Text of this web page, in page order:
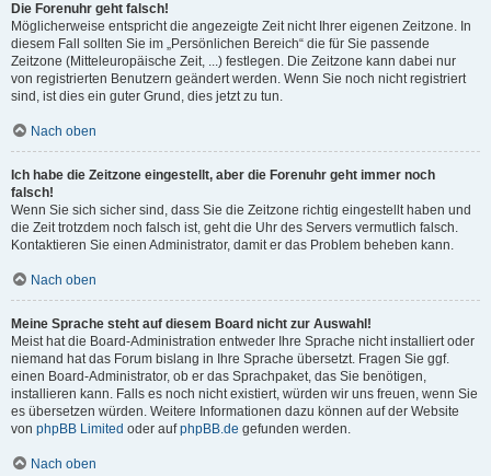
Die Forenuhr geht falsch!
Möglicherweise entspricht die angezeigte Zeit nicht Ihrer eigenen Zeitzone. In
diesem Fall sollten Sie im „Persönlichen Bereich“ die für Sie passende
Zeitzone (Mitteleuropäische Zeit, ...) festlegen. Die Zeitzone kann dabei nur
von registrierten Benutzern geändert werden. Wenn Sie noch nicht registriert
sind, ist dies ein guter Grund, dies jetzt zu tun.
Nach oben
Ich habe die Zeitzone eingestellt, aber die Forenuhr geht immer noch
falsch!
Wenn Sie sich sicher sind, dass Sie die Zeitzone richtig eingestellt haben und
die Zeit trotzdem noch falsch ist, geht die Uhr des Servers vermutlich falsch.
Kontaktieren Sie einen Administrator, damit er das Problem beheben kann.
Nach oben
Meine Sprache steht auf diesem Board nicht zur Auswahl!
Meist hat die Board-Administration entweder Ihre Sprache nicht installiert oder
niemand hat das Forum bislang in Ihre Sprache übersetzt. Fragen Sie ggf.
einen Board-Administrator, ob er das Sprachpaket, das Sie benötigen,
installieren kann. Falls es noch nicht existiert, würden wir uns freuen, wenn Sie
es übersetzen würden. Weitere Informationen dazu können auf der Website
von phpBB Limited oder aufphpBB.de gefunden werden.
Nach oben